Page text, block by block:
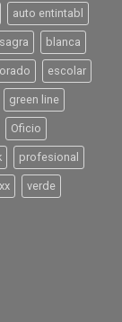
auto entintabl
blanca
escolar
green line
Oficio
profesional
verde